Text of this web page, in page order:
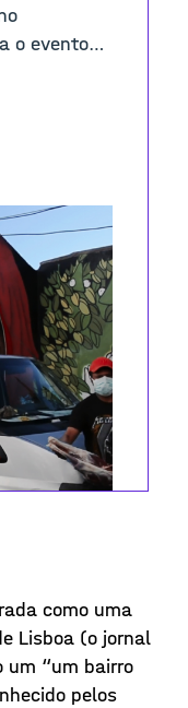
o evento
do projeto
coleção
os
como uma
Lisboa (o jornal
um “um bairro
pelos